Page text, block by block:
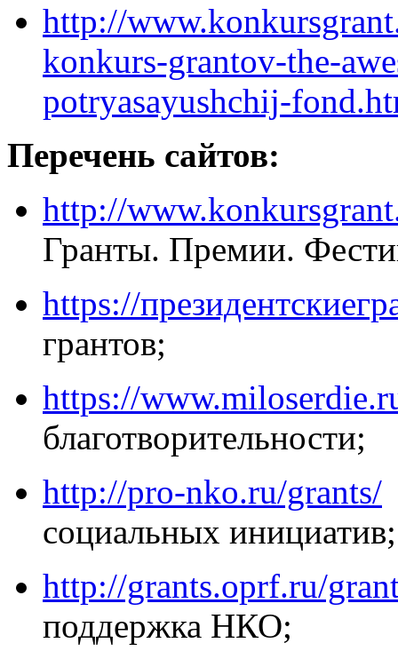
http://
konkurs-grantov-the-
potryasayushchij-
Перечень сайтов:
http://
Гранты. Премии.
https://
грантов;
https://
благотворительности;
http://pro-nko.ru/grants/
социальных инициатив;
http://grants.oprf.ru/
поддержка НКО;